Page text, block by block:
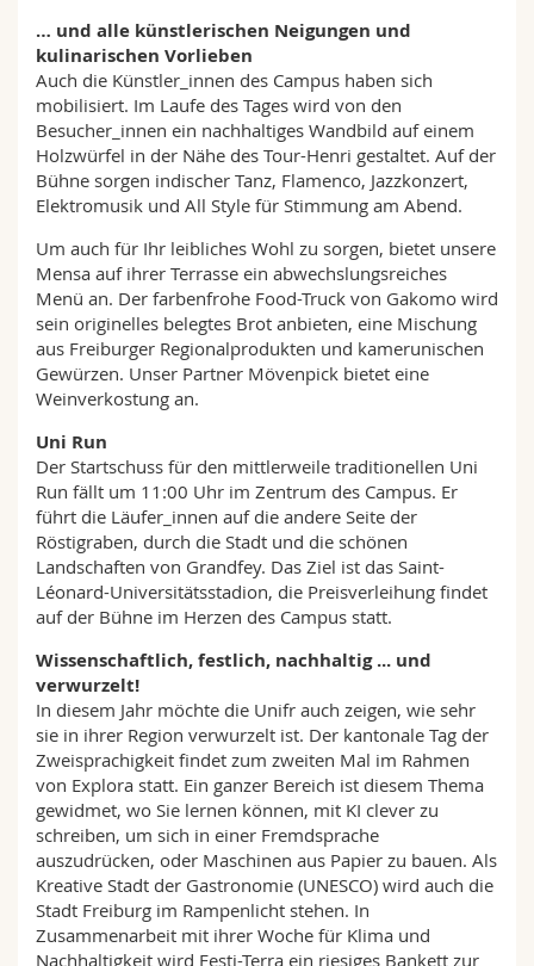
… und alle künstlerischen Neigungen und
kulinarischen Vorlieben
Auch die Künstler_innen des Campus haben sich
mobilisiert. Im Laufe des Tages wird von den
Besucher_innen ein nachhaltiges Wandbild auf einem
Holzwürfel in der Nähe des Tour-Henri gestaltet. Auf der
Bühne sorgen indischer Tanz, Flamenco, Jazzkonzert,
Elektromusik und All Style für Stimmung am Abend.
Um auch für Ihr leibliches Wohl zu sorgen, bietet unsere
Mensa auf ihrer Terrasse ein abwechslungsreiches
Menü an. Der farbenfrohe Food-Truck von Gakomo wird
sein originelles belegtes Brot anbieten, eine Mischung
aus Freiburger Regionalprodukten und kamerunischen
Gewürzen. Unser Partner Mövenpick bietet eine
Weinverkostung an.
Uni Run
Der Startschuss für den mittlerweile traditionellen Uni
Run fällt um 11:00 Uhr im Zentrum des Campus. Er
führt die Läufer_innen auf die andere Seite der
Röstigraben, durch die Stadt und die schönen
Landschaften von Grandfey. Das Ziel ist das Saint-
Léonard-Universitätsstadion, die Preisverleihung findet
auf der Bühne im Herzen des Campus statt.
Wissenschaftlich, festlich, nachhaltig ... und
verwurzelt!
In diesem Jahr möchte die Unifr auch zeigen, wie sehr
sie in ihrer Region verwurzelt ist. Der kantonale Tag der
Zweisprachigkeit findet zum zweiten Mal im Rahmen
von Explora statt. Ein ganzer Bereich ist diesem Thema
gewidmet, wo Sie lernen können, mit KI clever zu
schreiben, um sich in einer Fremdsprache
auszudrücken, oder Maschinen aus Papier zu bauen. Als
Kreative Stadt der Gastronomie (UNESCO) wird auch die
Stadt Freiburg im Rampenlicht stehen. In
Zusammenarbeit mit ihrer Woche für Klima und
Nachhaltigkeit wird Festi-Terra ein riesiges Bankett zur